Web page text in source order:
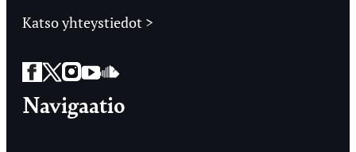
Katso yhteystiedot >
Facebook
Twitter
Instagram
YouTube
SoundCloud
Navigaatio